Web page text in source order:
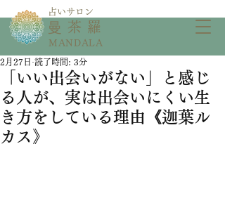
​占いサロン
​曼茶羅
MANDALA
「いい出会いがない」と感じ
る人が、実は出会いにくい生
き方をしている理由《迦葉ル
カス》
2月27日 読了時間: 3分